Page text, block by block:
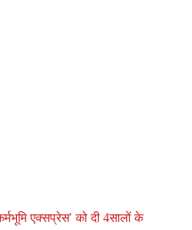
एक्सप्रेस' को दी 4सालों के